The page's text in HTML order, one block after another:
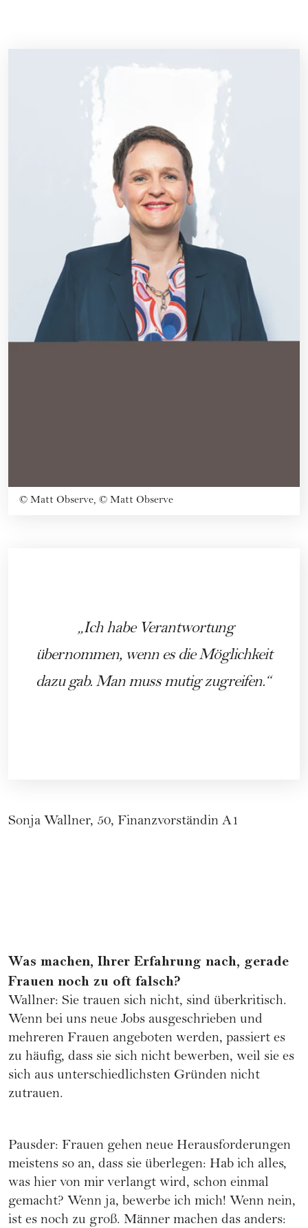
© Matt Observe, © Matt Observe
Ich habe Verantwortung
übernommen, wenn es die Möglichkeit
dazu gab. Man muss mutig zugreifen.
Sonja Wallner, 50, Finanzvorständin A1
Was machen, Ihrer Erfahrung nach, gerade
Frauen noch zu oft falsch?
Wallner: Sie trauen sich nicht, sind überkritisch.
Wenn bei uns neue Jobs ausgeschrieben und
mehreren Frauen angeboten werden, passiert es
zu häufig, dass sie sich nicht bewerben, weil sie es
sich aus unterschiedlichsten Gründen nicht
zutrauen.
Pausder: Frauen gehen neue Herausforderungen
meistens so an, dass sie überlegen: Hab ich alles,
was hier von mir verlangt wird, schon einmal
gemacht? Wenn ja, bewerbe ich mich! Wenn nein,
ist es noch zu groß. Männer machen das anders: